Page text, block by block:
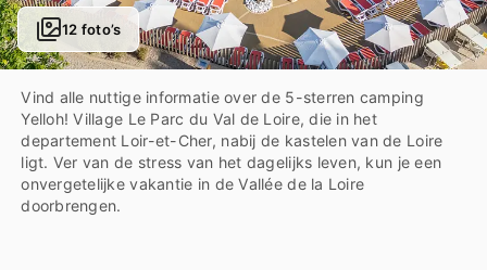
12 foto’s
Vind alle nuttige informatie over de 5-sterren camping
Yelloh! Village Le Parc du Val de Loire, die in het
departement Loir-et-Cher, nabij de kastelen van de Loire
ligt. Ver van de stress van het dagelijks leven, kun je een
onvergetelijke vakantie in de Vallée de la Loire
doorbrengen.